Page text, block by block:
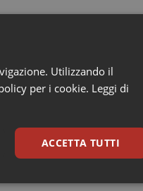
e competenza
che presentano
Tenuto conto
pubblicato in
5- 10 casi ogni 100
l’endometriosi
connesso
Utilizzando il
per i cookie. Leggi di
ACCETTA TUTTI
Marketing